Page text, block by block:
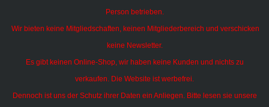
Person betrieben.
Wir bieten keine Mitgliedschaften, keinen Mitgliederbereich und verschicken
keine Newsletter.
Es gibt keinen Online-Shop, wir haben keine Kunden und nichts zu
verkaufen. Die Website ist werbefrei.
Dennoch ist uns der Schutz ihrer Daten ein Anliegen. Bitte lesen sie unsere